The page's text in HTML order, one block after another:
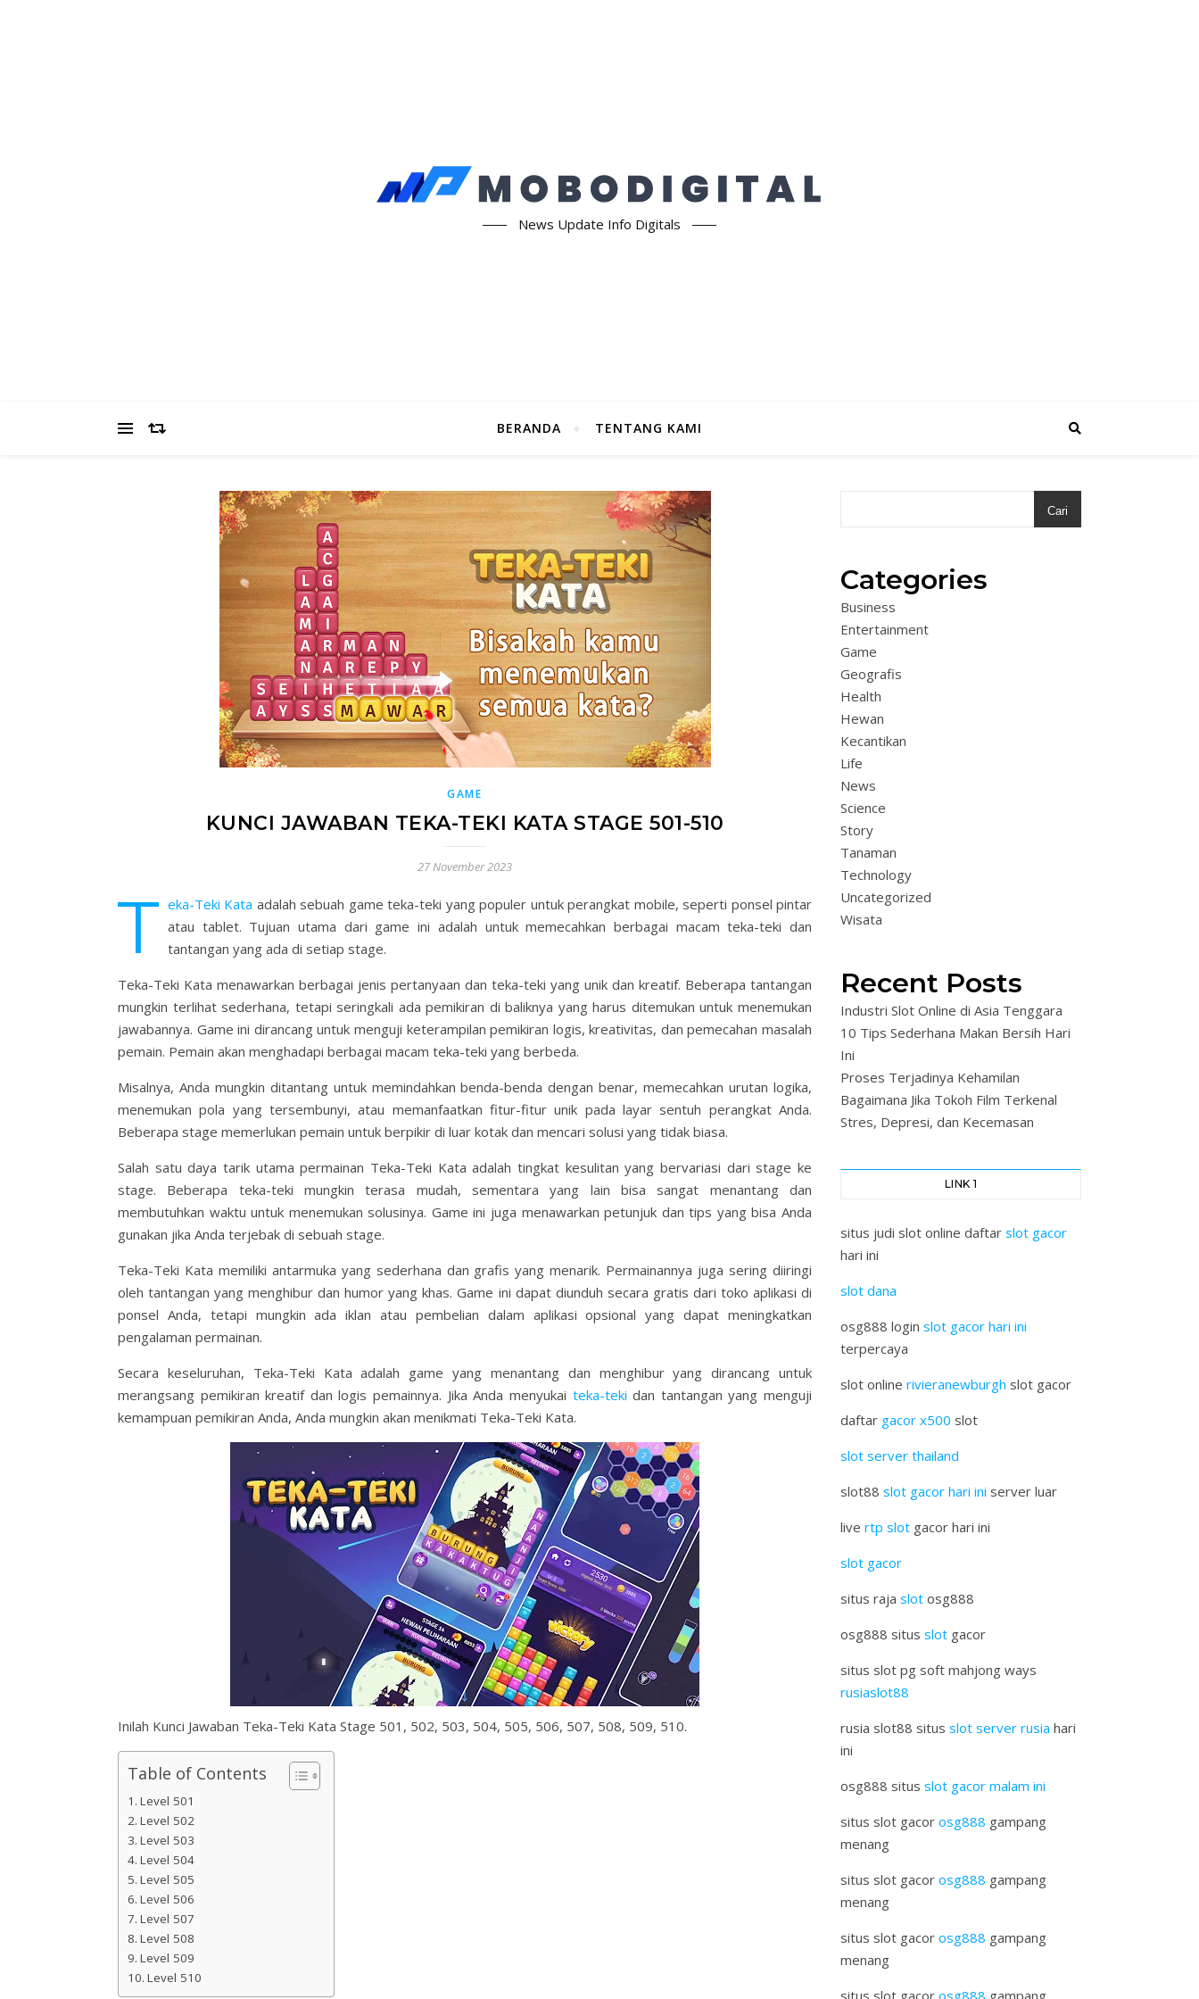
News Update Info Digitals
BERANDA TENTANG KAMI
GAME
KUNCI JAWABAN TEKA-TEKI KATA STAGE 501-510
27 November 2023
T eka-Teki Kata adalah sebuah game teka-teki yang populer untuk perangkat mobile, seperti ponsel pintar
atau tablet. Tujuan utama dari game ini adalah untuk memecahkan berbagai macam teka-teki dan
tantangan yang ada di setiap stage.
Teka-Teki Kata menawarkan berbagai jenis pertanyaan dan teka-teki yang unik dan kreatif. Beberapa tantangan
mungkin terlihat sederhana, tetapi seringkali ada pemikiran di baliknya yang harus ditemukan untuk menemukan
jawabannya. Game ini dirancang untuk menguji keterampilan pemikiran logis, kreativitas, dan pemecahan masalah
pemain. Pemain akan menghadapi berbagai macam teka-teki yang berbeda.
Misalnya, Anda mungkin ditantang untuk memindahkan benda-benda dengan benar, memecahkan urutan logika,
menemukan pola yang tersembunyi, atau memanfaatkan fitur-fitur unik pada layar sentuh perangkat Anda.
Beberapa stage memerlukan pemain untuk berpikir di luar kotak dan mencari solusi yang tidak biasa.
Salah satu daya tarik utama permainan Teka-Teki Kata adalah tingkat kesulitan yang bervariasi dari stage ke
stage. Beberapa teka-teki mungkin terasa mudah, sementara yang lain bisa sangat menantang dan
membutuhkan waktu untuk menemukan solusinya. Game ini juga menawarkan petunjuk dan tips yang bisa Anda
gunakan jika Anda terjebak di sebuah stage.
Teka-Teki Kata memiliki antarmuka yang sederhana dan grafis yang menarik. Permainannya juga sering diiringi
oleh tantangan yang menghibur dan humor yang khas. Game ini dapat diunduh secara gratis dari toko aplikasi di
ponsel Anda, tetapi mungkin ada iklan atau pembelian dalam aplikasi opsional yang dapat meningkatkan
pengalaman permainan.
Secara keseluruhan, Teka-Teki Kata adalah game yang menantang dan menghibur yang dirancang untuk
merangsang pemikiran kreatif dan logis pemainnya. Jika Anda menyukai teka-teki dan tantangan yang menguji
kemampuan pemikiran Anda, Anda mungkin akan menikmati Teka-Teki Kata.
Inilah Kunci Jawaban Teka-Teki Kata Stage 501, 502, 503, 504, 505, 506, 507, 508, 509, 510.
Table of Contents
Level 501
Level 502
Level 503
Level 504
Level 505
Level 506
Level 507
Level 508
Level 509
Level 510
Cari
Categories
Business
Entertainment
Game
Geografis
Health
Hewan
Kecantikan
Life
News
Science
Story
Tanaman
Technology
Uncategorized
Wisata
Recent Posts
Industri Slot Online di Asia Tenggara
10 Tips Sederhana Makan Bersih Hari
Ini
Proses Terjadinya Kehamilan
Bagaimana Jika Tokoh Film Terkenal
Stres, Depresi, dan Kecemasan
LINK 1
situs judi slot online daftar slot gacor
hari ini
slot dana
osg888 login slot gacor hari ini
terpercaya
slot online rivieranewburgh slot gacor
daftar gacor x500 slot
slot server thailand
slot88 slot gacor hari ini server luar
live rtp slot gacor hari ini
slot gacor
situs raja slot osg888
osg888 situs slot gacor
situs slot pg soft mahjong ways
rusiaslot88
rusia slot88 situs slot server rusia hari
ini
osg888 situs slot gacor malam ini
situs slot gacor osg888 gampang
menang
situs slot gacor osg888 gampang
menang
situs slot gacor osg888 gampang
menang
situs slot gacor osg888 gampang